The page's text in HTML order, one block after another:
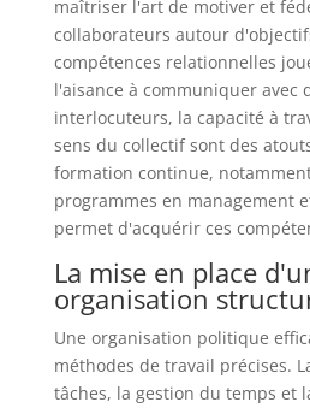
maîtriser l'art de motiver et
collaborateurs autour
compétences relationnelles
l'aisance à communiquer avec
interlocuteurs, la capacité à
sens du collectif sont des
formation continue,
programmes en management
permet d'acquérir ces
La mise en place
organisation
Une organisation politique
méthodes de travail précises.
tâches, la gestion du temps et